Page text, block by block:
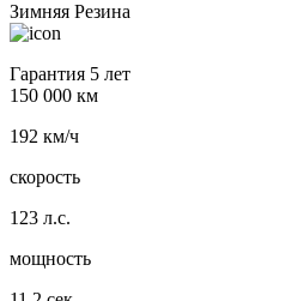
Зимняя Резина
Гарантия 5 лет
150 000 км
192 км/ч
скорость
123 л.с.
мощность